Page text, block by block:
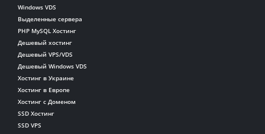
Windows VDS
Выделенные сервера
PHP MySQL Хостинг
Дешевый хостинг
Дешевый VPS/VDS
Дешевый Windows VDS
Хостинг в Украине
Хостинг в Европе
Хостинг с Доменом
SSD Хостинг
SSD VPS